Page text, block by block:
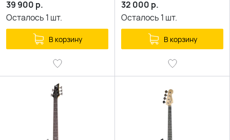
39 900 р.
Осталось 1 шт.
В корзину
32 000 р.
Осталось 1 шт.
В корзину